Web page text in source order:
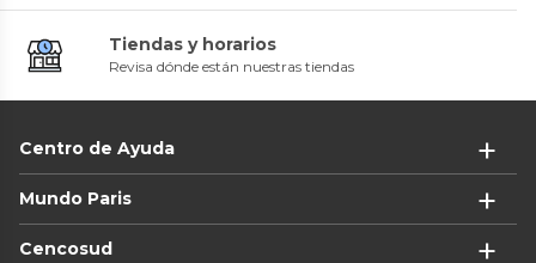
Tiendas y horarios
Revisa dónde están nuestras tiendas
Centro de Ayuda
Mundo Paris
Cencosud